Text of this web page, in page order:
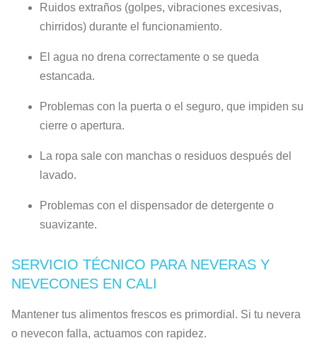
Ruidos extraños (golpes, vibraciones excesivas,
chirridos) durante el funcionamiento.
El agua no drena correctamente o se queda
estancada.
Problemas con la puerta o el seguro, que impiden su
cierre o apertura.
La ropa sale con manchas o residuos después del
lavado.
Problemas con el dispensador de detergente o
suavizante.
SERVICIO TÉCNICO PARA NEVERAS Y
NEVECONES EN CALI
Mantener tus alimentos frescos es primordial. Si tu nevera
o nevecon falla, actuamos con rapidez.